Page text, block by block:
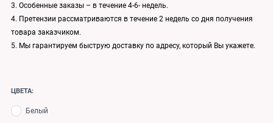
3. Особенные заказы – в течение 4-6- недель.
4. Претензии рассматриваются в течение 2 недель со дня получения
товара заказчиком.
5. Мы гарантируем быструю доставку по адресу, который Вы укажете.
ЦВЕТА:
Белый